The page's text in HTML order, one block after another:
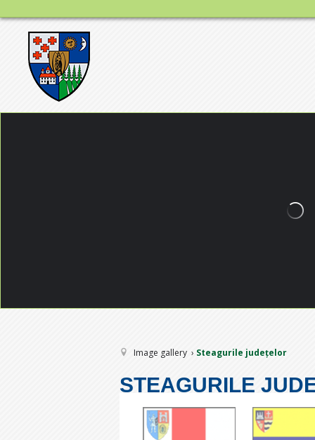
Image gallery Steagurile județelor
STEAGURILE